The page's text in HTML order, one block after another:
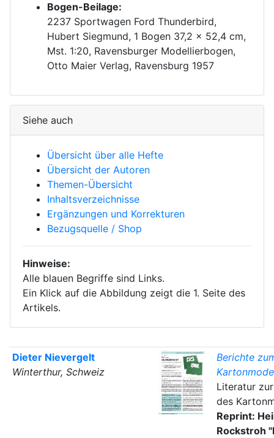
Bogen-Beilage:
2237 Sportwagen Ford Thunderbird,
Hubert Siegmund, 1 Bogen 37,2 x 52,4 cm,
Mst. 1:20, Ravensburger Modellierbogen,
Otto Maier Verlag, Ravensburg 1957
Siehe auch
Übersicht über alle Hefte
Übersicht der Autoren
Themen-Übersicht
Inhaltsverzeichnisse
Ergänzungen und Korrekturen
Bezugsquelle / Shop
Hinweise:
Alle blauen Begriffe sind Links.
Ein Klick auf die Abbildung zeigt die 1. Seite des
Artikels.
Dieter Nievergelt
Winterthur, Schweiz
Berichte
Literatur
des
Reprint:
Rockstroh